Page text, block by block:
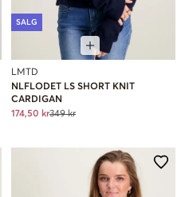
SALG
LMTD
NLFLODET LS SHORT KNIT
CARDIGAN
174,50 kr349 kr